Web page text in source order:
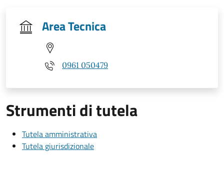
Area Tecnica
0961 050479
Strumenti di tutela
Tutela amministrativa
Tutela giurisdizionale